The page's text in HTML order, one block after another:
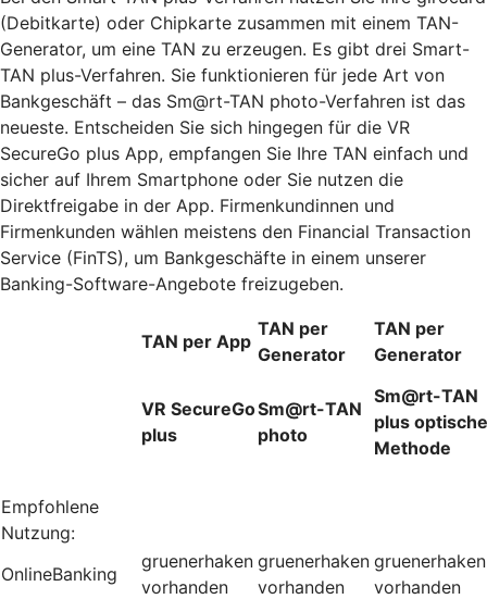
(Debitkarte) oder Chipkarte zusammen mit einem TAN-
Generator, um eine TAN zu erzeugen. Es gibt drei Smart-
TAN plus-Verfahren. Sie funktionieren für jede Art von
Bankgeschäft – das Sm@rt-TAN photo-Verfahren ist das
neueste. Entscheiden Sie sich hingegen für die VR
SecureGo plus App, empfangen Sie Ihre TAN einfach und
sicher auf Ihrem Smartphone oder Sie nutzen die
Direktfreigabe in der App. Firmenkundinnen und
Firmenkunden wählen meistens den Financial Transaction
Service (FinTS), um Bankgeschäfte in einem unserer
Banking-Software-Angebote freizugeben.
TAN per App
TAN per
Generator
TAN per
Generator
VR SecureGo
plus
Sm@rt-TAN
photo
Sm@rt-TAN
plus optische
Methode
Empfohlene
Nutzung:
OnlineBanking
gruenerhaken
vorhanden
gruenerhaken
vorhanden
gruenerhaken
vorhanden